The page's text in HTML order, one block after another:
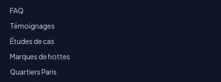
FAQ
Témoignages
Études de cas
Marques de hottes
Quartiers Paris